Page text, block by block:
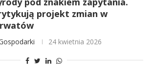
projekt zmian w
24 kwietnia 2026